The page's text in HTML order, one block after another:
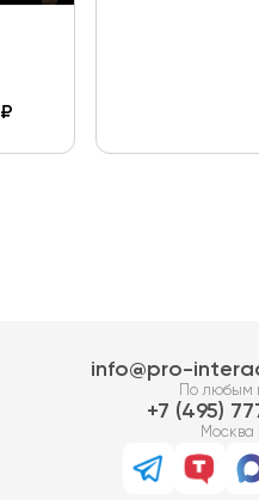
₽
info@pro-
По любым
7 (495)
Москва